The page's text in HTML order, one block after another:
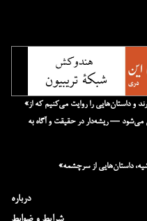
درباره
«ما صداهایی را بازتاب می‌دهیم که اهمیت دارند و داستان‌هایی را روایت می‌کنیم که از
— ریشه‌دار در حقیقت و آگاه به